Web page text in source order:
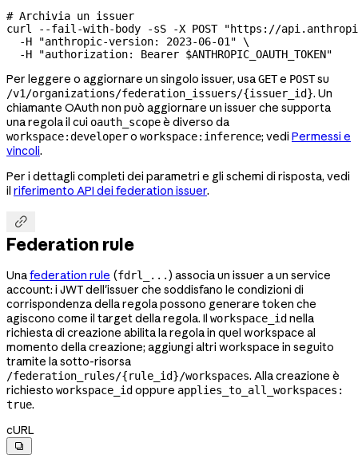
# Archivia un issuer
curl
--fail-with-body -sS -X POST "https://
  -H
"anthropic-version: 2023-06-01" \
  -H
"authorization: Bearer $ANTHROPIC_OAUTH_TOKEN"
Per leggere o aggiornare un singolo issuer, usaGETe POSTsu
/v1/organizations/federation_issuers/{issuer_id}. Un
chiamante OAuth non può aggiornare un issuer che supporta
una regola il cui oauth_scopeè diverso da
workspace:developero workspace:inference; vedi Permessi e
vincoli.
Per i dettagli completi dei parametri e gli schemi di risposta, vedi
il riferimento API dei federation issuer.

Federation rule
Unafederation rule (fdrl_... ) associa un issuer a un service
account: i JWT dell'issuer che soddisfano le condizioni di
corrispondenza della regola possono generare token che
agiscono come il target della regola. Il workspace_id nella
richiesta di creazione abilita la regola in quel workspace al
momento della creazione; aggiungi altri workspace in seguito
tramite la sotto-risorsa
/federation_rules/{rule_id}/workspaces. Alla creazione è
richiesto workspace_id oppure applies_to_all_workspaces:
true.
cURL
